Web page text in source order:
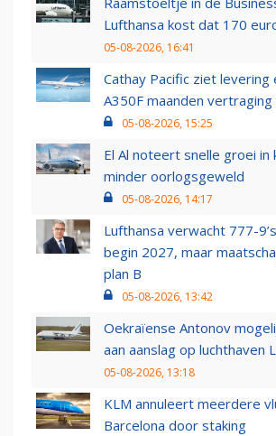
Lufthansa kost dat 170
05-08-2026, 16:41
Cathay Pacific ziet levering
A350F maanden
05-08-2026, 15:25
El Al noteert snelle groei in
minder oorlogsgeweld
05-08-2026, 14:17
Lufthansa verwacht 777-
begin 2027, maar
plan B
05-08-2026, 13:42
Oekraïense Antonov
aan aanslag op luchthaven
05-08-2026, 13:18
KLM annuleert meerdere
Barcelona door staking